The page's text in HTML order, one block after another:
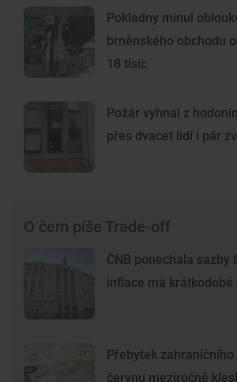
Pokladny minul
brněnského obchodu
18 tisíc
Požár vyhnal z
přes dvacet lidí i pár
O čem píše Trade-off
ČNB ponechala sazby
inflace má krátkodobě
Přebytek zahraničního
červnu meziročně